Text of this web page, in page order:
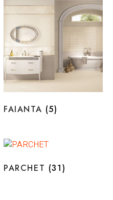
FAIANTA (5)
PARCHET (31)